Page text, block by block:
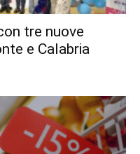
tre nuove
e Calabria